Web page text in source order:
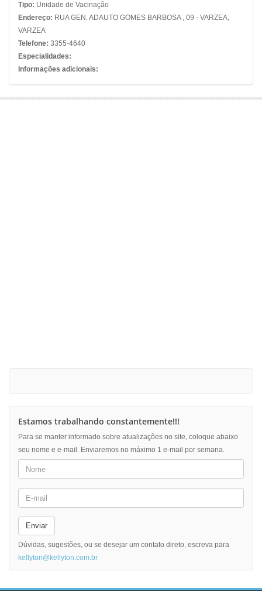
Tipo: Unidade de Vacinação
Endereço: RUA GEN. ADAUTO GOMES BARBOSA , 09 - VARZEA,
VARZEA
Telefone: 3355-4640
Especialidades:
Informações adicionais:
Estamos trabalhando constantemente!!!
Para se manter informado sobre atualizações no site, coloque abaixo
seu nome e e-mail. Enviaremos no máximo 1 e-mail por semana.
Enviar
Dúvidas, sugestões, ou se desejar um contato direto, escreva para
kellyton@kellyton.com.br